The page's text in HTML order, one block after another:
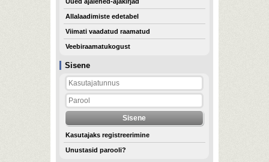
Sisene
Kasutajaks registreerimine
Unustasid parooli?
Allalaadimiste edetabel
Viimati vaadatud raamatud
Veebiraamatukogust